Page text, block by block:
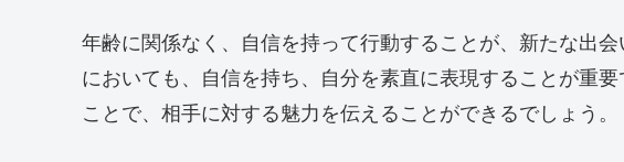
年齢に関係なく、自信を持って行動することが、新たな出
においても、自信を持ち、自分を素直に表現することが重
ことで、相手に対する魅力を伝えることができるでしょう。